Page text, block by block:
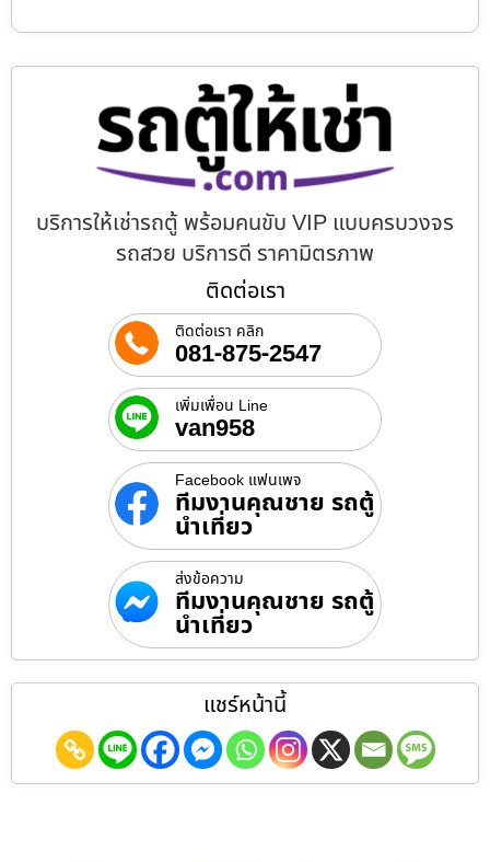
บริการให้เช่ารถตู้ พร้อมคนขับ VIP แบบครบวงจร
รถสวย บริการดี ราคามิตรภาพ
ติดต่อเรา
ติดต่อเรา คลิก
081-875-2547
เพิ่มเพื่อน Line
van958
Facebook แฟนเพจ
ทีมงานคุณชาย รถตู้
นำเที่ยว
ส่งข้อความ
ทีมงานคุณชาย รถตู้
นำเที่ยว
แชร์หน้านี้